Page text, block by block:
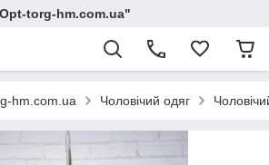
torg-hm.com.ua"
hm.com.ua Чоловічий одяг